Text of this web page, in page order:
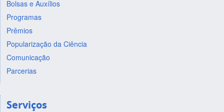
Bolsas e Auxílios
Programas
Prêmios
Popularização da Ciência
Comunicação
Parcerias
Serviços